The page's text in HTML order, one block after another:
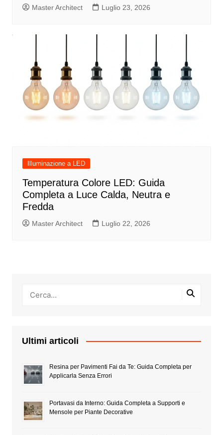
Master Architect Luglio 23, 2026
Illuminazione a LED
Temperatura Colore LED: Guida
Completa a Luce Calda, Neutra e
Fredda
Master Architect Luglio 22, 2026
Ultimi articoli
Resina per Pavimenti Fai da Te: Guida Completa per
Applicarla Senza Errori
Portavasi da Interno: Guida Completa a Supporti e
Mensole per Piante Decorative